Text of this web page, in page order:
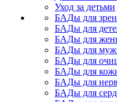
Уход за детьми
БАДы для
БАДы для
БАДы для
БАДы для
БАДы для
БАДы для
БАДы для
БАДы для